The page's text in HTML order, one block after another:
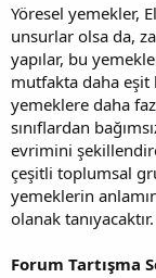
Yöresel yemekler,
unsurlar olsa da,
yapılar, bu
mutfakta daha eşit
yemeklere daha
sınıflardan
evrimini
çeşitli toplumsal
yemeklerin
olanak tanıyacaktır.
Forum Tartışma